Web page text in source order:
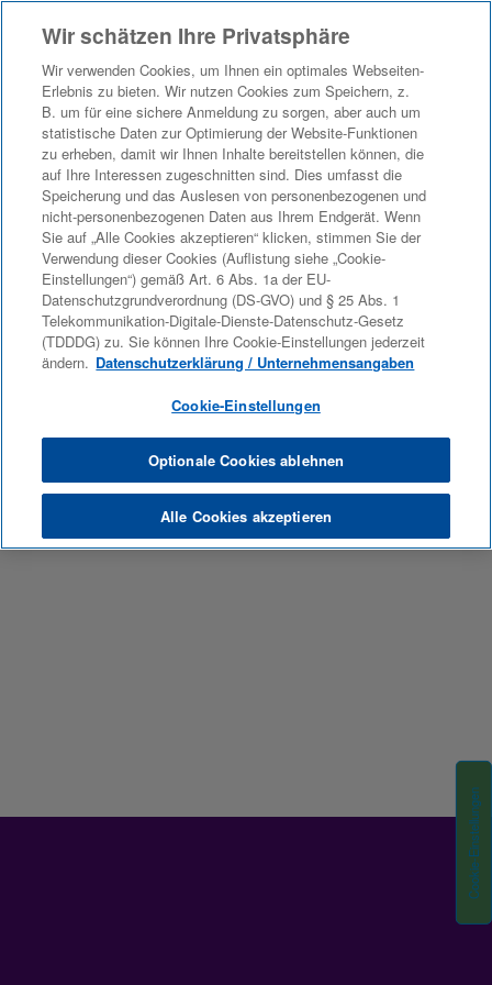
Sprache
Stellen suchen
nicht verfügbar ist.
Cookie-Einstellungen
Wir schätzen Ihre Privatsphäre
Wir verwenden Cookies, um Ihnen ein optimales Webseiten-
Erlebnis zu bieten. Wir nutzen Cookies zum Speichern, z.
B. um für eine sichere Anmeldung zu sorgen, aber auch um
statistische Daten zur Optimierung der Website-Funktionen
zu erheben, damit wir Ihnen Inhalte bereitstellen können, die
auf Ihre Interessen zugeschnitten sind. Dies umfasst die
Speicherung und das Auslesen von personenbezogenen und
nicht-personenbezogenen Daten aus Ihrem Endgerät. Wenn
Sie auf „Alle Cookies akzeptieren“ klicken, stimmen Sie der
Verwendung dieser Cookies (Auflistung siehe „Cookie-
Einstellungen“) gemäß Art. 6 Abs. 1a der EU-
Datenschutzgrundverordnung (DS-GVO) und § 25 Abs. 1
Telekommunikation-Digitale-Dienste-Datenschutz-Gesetz
(TDDDG) zu. Sie können Ihre Cookie-Einstellungen jederzeit
ändern. Datenschutzerklärung / Unternehmensangaben
Cookie-Einstellungen
Optionale Cookies ablehnen
Alle Cookies akzeptieren